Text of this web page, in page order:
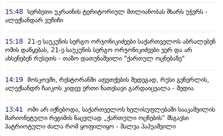
15:48 სერბეთი უკრაინის ტერიტორიულ მთლიანობას მხარს უჭერს -
ალექსანდარ ვუჩიჩი
15:18
21-ე საუკუნის სერგო ორჯონიკიძეები საქართველოს აბრალებენ
ომის დაწყებას, 21-ე საუკუნის სერგო ორჯონიკიძეები ვერ და არ
ახსენებენ რუსეთს - თაზო დათუნაშვილი "ქართულ ოცნებაზე"
14:19 მოსკოვში, რესტორანში აფეთქების შედეგად, რუსი გენერლის,
ალექსანდრ ჩაიკოს კიდევ ერთი ნათესავი გარდაიცვალა - მედია
13:41
ომი არ იქნებოდა, საქართველოს ხელისუფლებაში სააკაშვილის
მარიონეტული რეჟიმის ნაცვლად „ქართული ოცნების“ მსგავსი
პატრიოტული ძალა რომ ყოფილიყო - შალვა პაპუაშვილი